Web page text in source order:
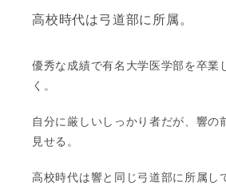
高校時代は弓道部に所属。
優秀な成績で有名大学医学部を卒業
く。
自分に厳しいしっかり者だが、響の
見せる。
高校時代は響と同じ弓道部に所属し